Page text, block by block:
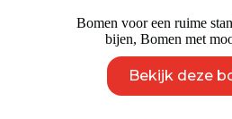
Bomen voor een ruime
bijen, Bomen met
Bekijk deze
heeft